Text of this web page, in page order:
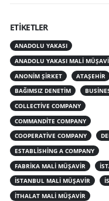
ETIKETLER
ANADOLU YAKASI
ANADOLU YAKASI MALI
ANONIM ŞIRKET
ATAŞEHIR
BAĞIMSIZ DENETIM
COLLECTIVE COMPANY
COMMANDITE COMPANY
COOPERATIVE COMPANY
ESTABLISHING A COMPANY
FABRIKA MALI MÜŞAVIR
ISTANBUL MALI MÜŞAVIR
ITHALAT MALI MÜŞAVIR